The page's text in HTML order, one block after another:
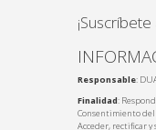
Responsable:
Finalidad:
Consentimiento del
Acceder, rectificar